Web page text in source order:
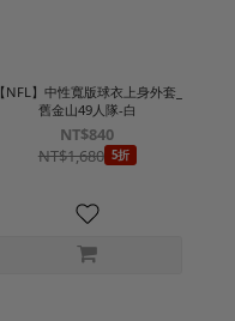
【NFL】中性寬版球衣上身外套_
舊金山49人隊-白
NT$840
NT$1,680 5折